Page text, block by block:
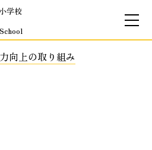
学校
アクセス
向上の取り組み